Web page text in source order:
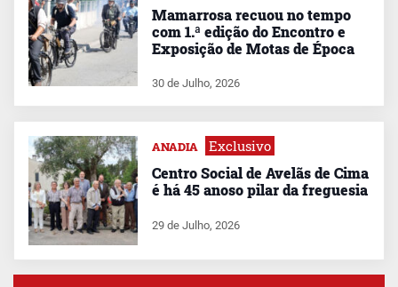
Mamarrosa recuou no tempo
com 1.ª edição do Encontro e
Exposição de Motas de Época
30 de Julho, 2026
ANADIA Exclusivo
Centro Social de Avelãs de Cima
é há 45 anoso pilar da freguesia
29 de Julho, 2026